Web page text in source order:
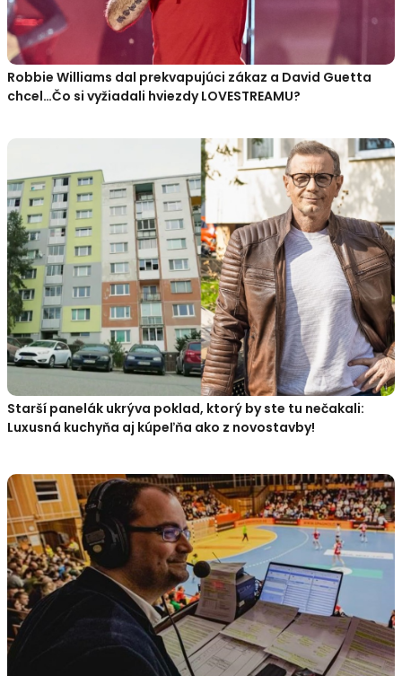
Robbie Williams dal prekvapujúci zákaz a David Guetta
chcel…Čo si vyžiadali hviezdy LOVESTREAMU?
Starší panelák ukrýva poklad, ktorý by ste tu nečakali:
Luxusná kuchyňa aj kúpeľňa ako z novostavby!